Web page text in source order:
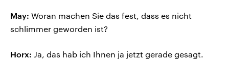
May: Woran machen Sie das fest, dass es nicht
schlimmer geworden ist?
Horx: Ja, das hab ich Ihnen ja jetzt gerade gesagt.